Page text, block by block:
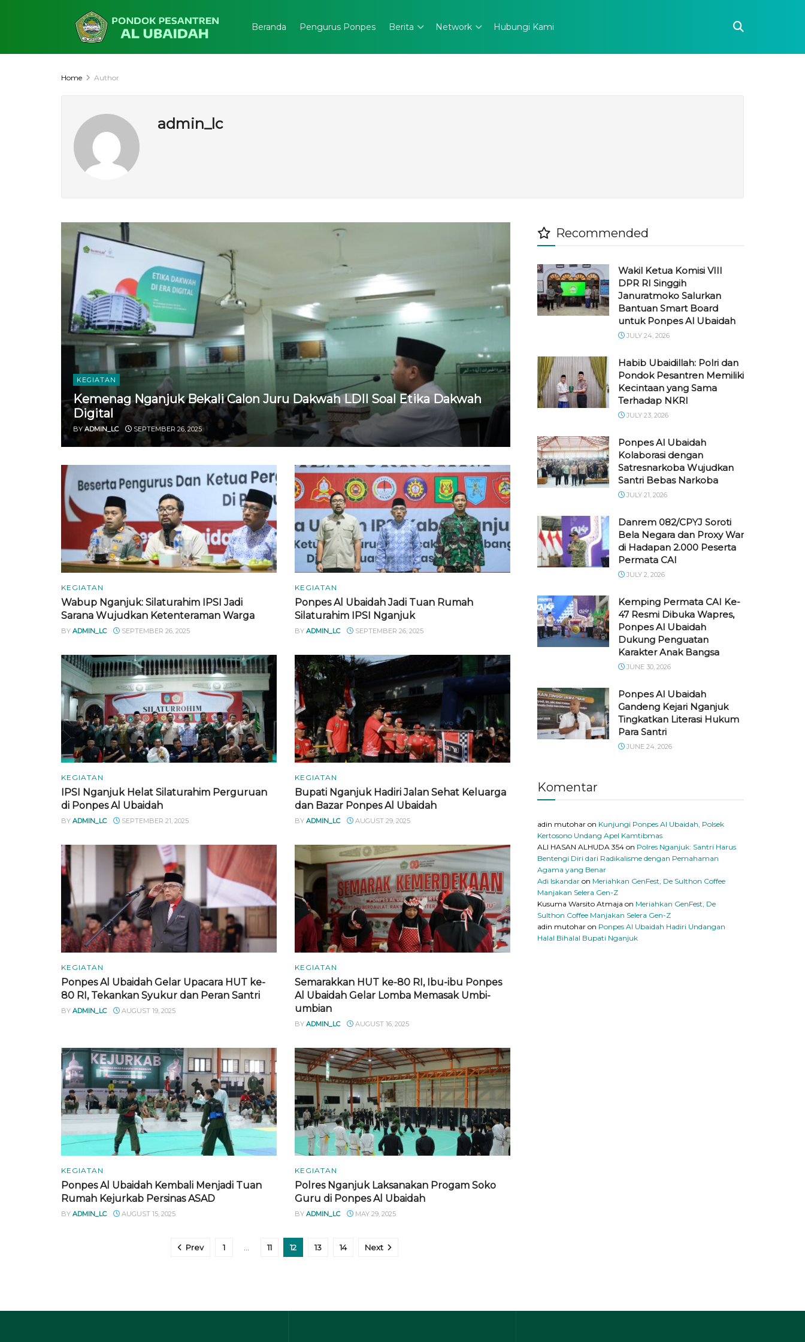
Beranda Pengurus Ponpes Berita Network Hubungi Kami
Home Author
admin_lc
KEGIATAN
Kemenag Nganjuk Bekali Calon Juru Dakwah LDII Soal Etika Dakwah
Digital
BY ADMIN_LC SEPTEMBER 26, 2025
KEGIATAN
Wabup Nganjuk: Silaturahim IPSI Jadi
Sarana Wujudkan Ketenteraman Warga
BY ADMIN_LC SEPTEMBER 26, 2025
KEGIATAN
Ponpes Al Ubaidah Jadi Tuan Rumah
Silaturahim IPSI Nganjuk
BY ADMIN_LC SEPTEMBER 26, 2025
KEGIATAN
IPSI Nganjuk Helat Silaturahim Perguruan
di Ponpes Al Ubaidah
BY ADMIN_LC SEPTEMBER 21, 2025
KEGIATAN
Bupati Nganjuk Hadiri Jalan Sehat Keluarga
dan Bazar Ponpes Al Ubaidah
BY ADMIN_LC AUGUST 29, 2025
KEGIATAN
Ponpes Al Ubaidah Gelar Upacara HUT ke-
80 RI, Tekankan Syukur dan Peran Santri
BY ADMIN_LC AUGUST 19, 2025
KEGIATAN
Semarakkan HUT ke-80 RI, Ibu-ibu Ponpes
Al Ubaidah Gelar Lomba Memasak Umbi-
umbian
BY ADMIN_LC AUGUST 16, 2025
KEGIATAN
Ponpes Al Ubaidah Kembali Menjadi Tuan
Rumah Kejurkab Persinas ASAD
BY ADMIN_LC AUGUST 15, 2025
KEGIATAN
Polres Nganjuk Laksanakan Progam Soko
Guru di Ponpes Al Ubaidah
BY ADMIN_LC MAY 29, 2025
Prev 1 11 12 13 14 Next
Recommended
Wakil Ketua Komisi VIII
DPR RI Singgih
Januratmoko Salurkan
Bantuan Smart Board
untuk Ponpes Al Ubaidah
JULY 24, 2026
Habib Ubaidillah: Polri dan
Pondok Pesantren Memiliki
Kecintaan yang Sama
Terhadap NKRI
JULY 23, 2026
Ponpes Al Ubaidah
Kolaborasi dengan
Satresnarkoba Wujudkan
Santri Bebas Narkoba
JULY 21, 2026
Danrem 082/CPYJ Soroti
Bela Negara dan Proxy War
di Hadapan 2.000 Peserta
Permata CAI
JULY 2, 2026
Kemping Permata CAI Ke-
47 Resmi Dibuka Wapres,
Ponpes Al Ubaidah
Dukung Penguatan
Karakter Anak Bangsa
JUNE 30, 2026
Ponpes Al Ubaidah
Gandeng Kejari Nganjuk
Tingkatkan Literasi Hukum
Para Santri
JUNE 24, 2026
Komentar
adin mutohar on Kunjungi Ponpes Al Ubaidah, Polsek
Kertosono Undang Apel Kamtibmas
ALI HASAN ALHUDA 354 on Polres Nganjuk: Santri Harus
Bentengi Diri dari Radikalisme dengan Pemahaman
Agama yang Benar
Adi Iskandar on Meriahkan GenFest, De Sulthon Coffee
Manjakan Selera Gen-Z
Kusuma Warsito Atmaja on Meriahkan GenFest, De
Sulthon Coffee Manjakan Selera Gen-Z
adin mutohar on Ponpes Al Ubaidah Hadiri Undangan
Halal Bihalal Bupati Nganjuk